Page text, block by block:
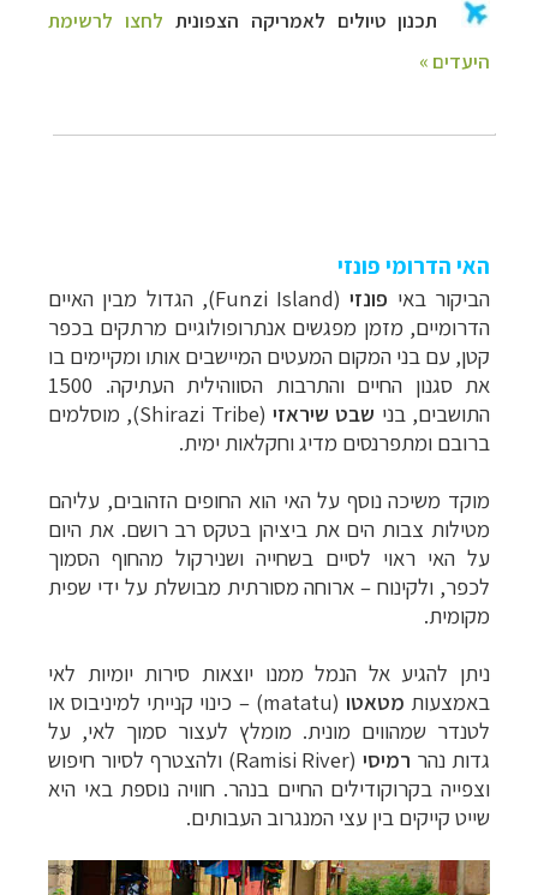
האי הדרומי פונזי
הביקור באי פונזי (
Funzi Island), הגדול מבין האיים
הדרומיים, מזמן מפגשים אנתרופולוגיים מרתקים בכפר
קטן, עם בני המקום המעטים המיישבים אותו ומקיימים בו
את סגנון החיים והתרבות הסווהילית העתיקה. 1500
התושבים, בני שבט שיראזי (
Shirazi Tribe), מוסלמים
ברובם ומתפרנסים מדיג וחקלאות ימית.
מוקד משיכה נוסף על האי הוא החופים הזהובים, עליהם
מטילות צבות הים את ביציהן בטקס רב רושם. את היום
על האי ראוי לסיים בשחייה ושנירקול מהחוף הסמוך
לכפר, ולקינוח – ארוחה מסורתית מבושלת על ידי שפית
מקומית.
ניתן להגיע אל הנמל ממנו יוצאות סירות יומיות לאי
באמצעות מטאטו (
matatu
) – כינוי קנייתי למיניבוס או
לטנדר שמהווים מונית. מומלץ לעצור סמוך לאי, על
גדות נהר רמיסי(
Ramisi River) ולהצטרף לסיור חיפוש
וצפייה בקרוקודילים החיים בנהר. חוויה נוספת באי היא
שייט קייקים בין עצי המנגרוב העבותים.